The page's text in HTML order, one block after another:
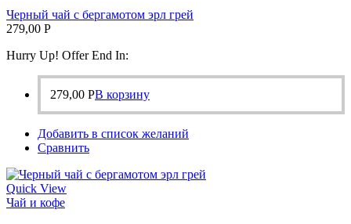
Черный чай с бергамотом эрл грей
279,00 Р
Hurry Up! Offer End In:
279,00 РВ корзину
Добавить в список желаний
Сравнить
Quick View
Чай и кофе